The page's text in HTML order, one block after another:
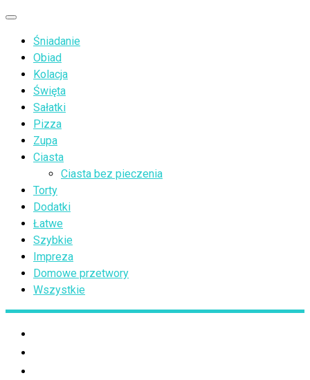
Przejdź
treści
Menu
Śniadanie
Obiad
Kolacja
Święta
Sałatki
Pizza
Zupa
Ciasta
Ciasta bez pieczenia
Torty
Dodatki
Łatwe
Szybkie
Impreza
Domowe przetwory
Wszystkie